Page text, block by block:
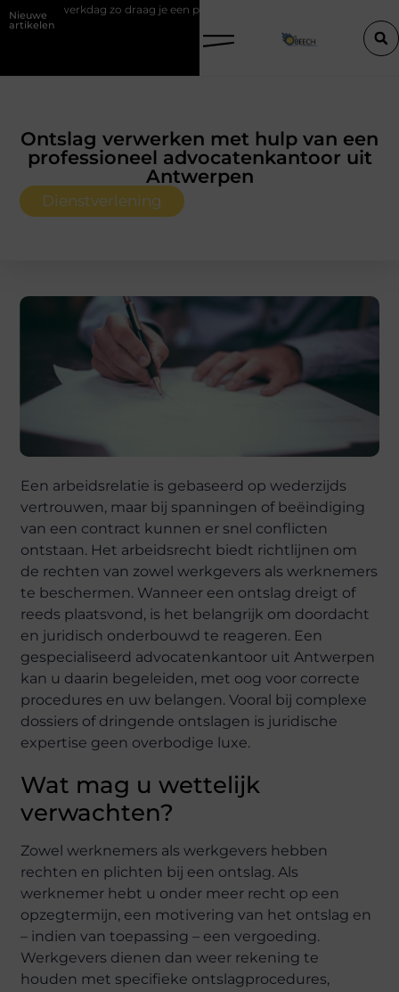
Nieuwe
artikelen
je een polo stijlvol Een vastgoedcoach als start van een
Ontslag verwerken met hulp van een
professioneel advocatenkantoor uit
Antwerpen
Dienstverlening
Een arbeidsrelatie is gebaseerd op wederzijds
vertrouwen, maar bij spanningen of beëindiging
van een contract kunnen er snel conflicten
ontstaan. Het arbeidsrecht biedt richtlijnen om
de rechten van zowel werkgevers als werknemers
te beschermen. Wanneer een ontslag dreigt of
reeds plaatsvond, is het belangrijk om doordacht
en juridisch onderbouwd te reageren. Een
gespecialiseerd advocatenkantoor uit Antwerpen
kan u daarin begeleiden, met oog voor correcte
procedures en uw belangen. Vooral bij complexe
dossiers of dringende ontslagen is juridische
expertise geen overbodige luxe.
Wat mag u wettelijk
verwachten?
Zowel werknemers als werkgevers hebben
rechten en plichten bij een ontslag. Als
werknemer hebt u onder meer recht op een
opzegtermijn, een motivering van het ontslag en
– indien van toepassing – een vergoeding.
Werkgevers dienen dan weer rekening te
houden met specifieke ontslagprocedures,